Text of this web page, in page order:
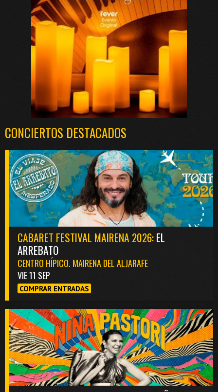
CONCIERTOS DESTACADOS
CABARET FESTIVAL MAIRENA 2026:EL
ARREBATO
CENTRO HÍPICO. MAIRENA DEL ALJARAFE
VIE 11 SEP
COMPRAR ENTRADAS